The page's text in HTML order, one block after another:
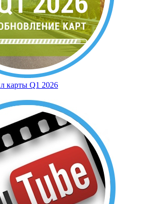
карты Q1 2026